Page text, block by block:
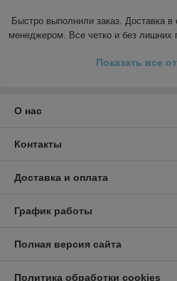
Быстро выполнили заказ. Доставка в
менеджером. Все четко и без лишних
Показать все
О нас
Контакты
Доставка и оплата
График работы
Полная версия сайта
Политика обработки cookies